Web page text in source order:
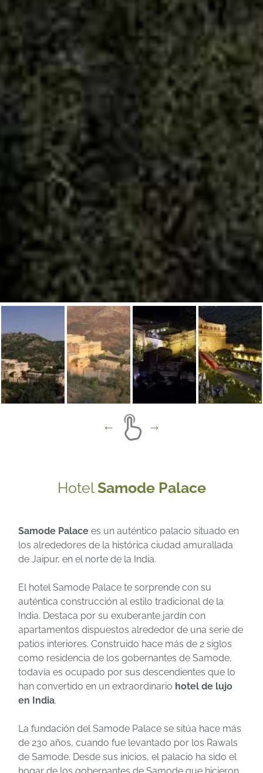
HotelSamode Palace
Samode Palace es un auténtico palacio situado en
los alrededores de la histórica ciudad amurallada
de Jaipur, en el norte de la India.
El hotel Samode Palace te sorprende con su
auténtica construcción al estilo tradicional de la
India. Destaca por su exuberante jardín con
apartamentos dispuestos alrededor de una serie de
patios interiores. Construido hace más de 2 siglos
como residencia de los gobernantes de Samode,
todavía es ocupado por sus descendientes que lo
han convertido en un extraordinario hotel de lujo
en India.
La fundación del Samode Palace se sitúa hace más
de 230 años, cuando fue levantado por los Rawals
de Samode. Desde sus inicios, el palacio ha sido el
hogar de los gobernantes de Samode que hicieron,